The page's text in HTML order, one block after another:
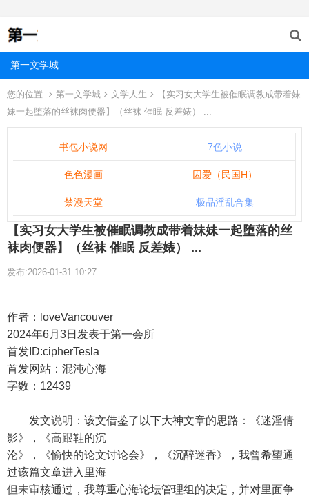
第一文学城
您的位置 第一文学城 文学人生
【实习女大学生被催眠调教成带着妹
妹一起堕落的丝袜肉便器】（丝袜 催眠 反差婊） ...
书包小说网 7色小说
色色漫画 囚爱（民国H）
禁漫天堂 极品淫乱合集
【实习女大学生被催眠调教成带着妹妹一起堕落的丝
袜肉便器】（丝袜 催眠 反差婊） ...
发布:2026-01-31 10:27
作者：loveVancouver
2024年6月3日发表于第一会所
首发ID:cipherTesla
首发网站：混沌心海
字数：12439
发文说明：该文借鉴了以下大神文章的思路：《迷淫倩
影》，《高跟鞋的沉
沦》，《愉快的论文讨论会》，《沉醉迷香》，我曾希望通
过该篇文章进入里海
但未审核通过，我尊重心海论坛管理组的决定，并对里面争